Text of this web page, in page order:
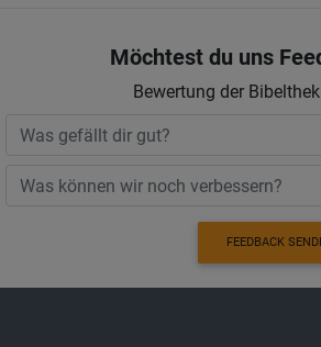
Möchtest du uns
Bewertung der Bibelthek
FEEDBACK